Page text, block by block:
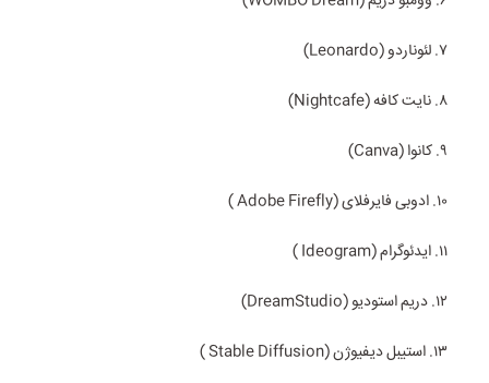
۷. لئوناردو (Leonardo)
۸. نایت کافه (Nightcafe)
۹. کانوا (Canva)
۱۰. ادوبی فایرفلای (Adobe Firefly )
۱۱. ایدئوگرام (Ideogram )
۱۲. دریم استودیو (DreamStudio)
۱۳. استیبل دیفیوژن (Stable Diffusion )